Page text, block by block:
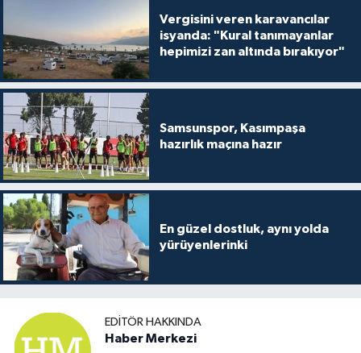
Vergisini veren karavancılar
isyanda: "Kural tanımayanlar
hepimizi zan altında bırakıyor"
Samsunspor, Kasımpaşa
hazırlık maçına hazır
En güzel dostluk, aynı yolda
yürüyenlerinki
EDITÖR HAKKINDA
Haber Merkezi